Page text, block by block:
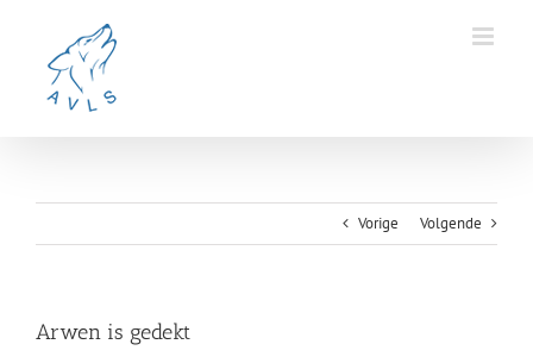
Vorige Volgende
Arwen is gedekt